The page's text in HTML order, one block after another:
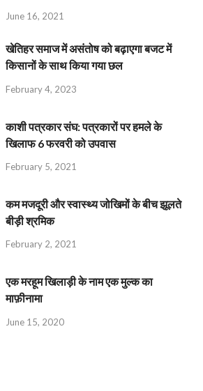
June 16, 2021
खेतिहर समाज में असंतोष को बढ़ाएगा बजट में
किसानों के साथ किया गया छल
February 4, 2023
काशी पत्रकार संघ: पत्रकारों पर हमले के
खिलाफ 6 फरवरी को उपवास
February 5, 2021
कम मजदूरी और स्वास्थ्य जोखिमों के बीच झूलते
बीड़ी श्रमिक
February 2, 2021
एक मरहूम खिलाड़ी के नाम एक मुल्क का
माफ़ीनामा
June 15, 2020